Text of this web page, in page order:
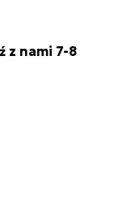
z nami 7-8